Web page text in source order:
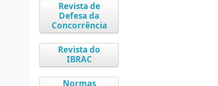
Revista de
Defesa da
Concorrência
Revista do
IBRAC